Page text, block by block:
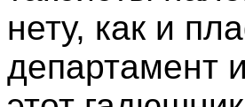
нету, как и
департамент